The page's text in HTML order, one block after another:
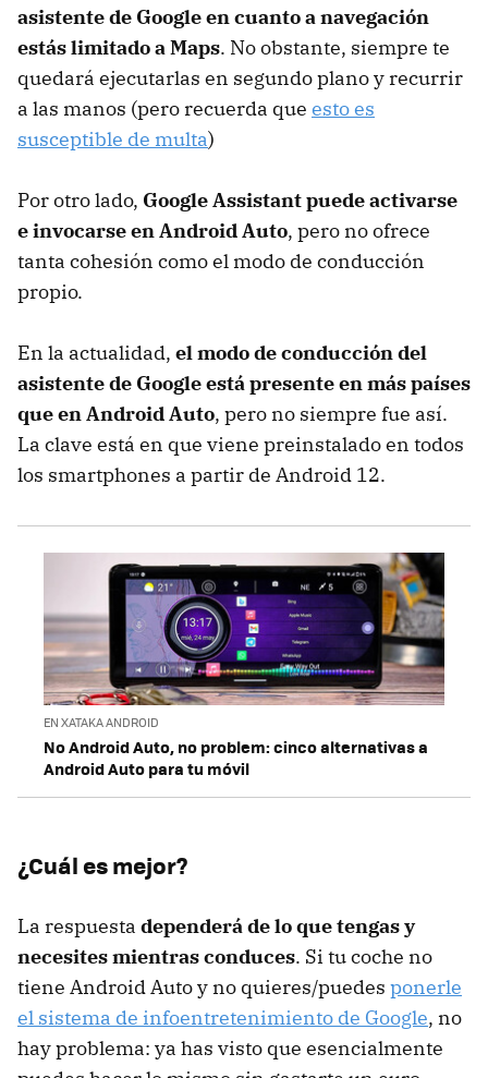
asistente de Google en cuanto a navegación
estás limitado a Maps. No obstante, siempre te
quedará ejecutarlas en segundo plano y recurrir
a las manos (pero recuerda que esto es
susceptible de multa)
Por otro lado, Google Assistant puede activarse
e invocarse en Android Auto, pero no ofrece
tanta cohesión como el modo de conducción
propio.
En la actualidad, el modo de conducción del
asistente de Google está presente en más países
que en Android Auto, pero no siempre fue así.
La clave está en que viene preinstalado en todos
los smartphones a partir de Android 12.
EN XATAKA ANDROID
No Android Auto, no problem: cinco alternativas a
Android Auto para tu móvil
¿Cuál es mejor?
La respuesta dependerá de lo que tengas y
necesites mientras conduces. Si tu coche no
tiene Android Auto y no quieres/puedes ponerle
el sistema de infoentretenimiento de Google, no
hay problema: ya has visto que esencialmente